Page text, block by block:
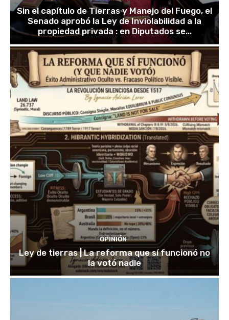
Sin el capítulo de Tierras y Manejo del Fuego, el
Senado aprobó la Ley de Inviolabilidad a la
propiedad privada : en Diputados se...
OPINIÓN
Ley de tierras | La reforma que sí funcionó no
la votó nadie